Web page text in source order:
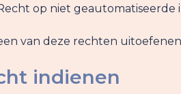
op niet
van deze rechten
indienen